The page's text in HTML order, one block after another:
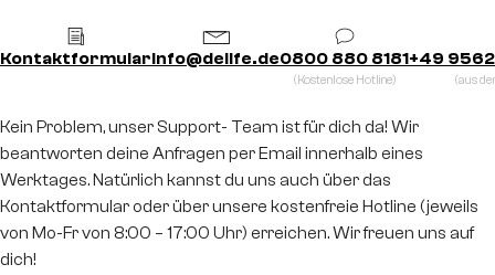
Kontaktformularinfo@delife.de0800 880 8181
(Kostenlose Hotline)
+49
(aus
Kein Problem, unser Support- Team ist für dich da! Wir
beantworten deine Anfragen per Email innerhalb eines
Werktages. Natürlich kannst du uns auch über das
Kontaktformular oder über unsere kostenfreie Hotline (jeweils
von Mo-Fr von 8:00 – 17:00 Uhr) erreichen. Wir freuen uns auf
dich!